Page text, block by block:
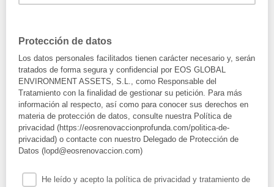
Protección de datos
Los datos personales facilitados tienen carácter necesario y, serán
tratados de forma segura y confidencial por EOS GLOBAL
ENVIRONMENT ASSETS, S.L., como Responsable del
Tratamiento con la finalidad de gestionar su petición. Para más
información al respecto, así como para conocer sus derechos en
materia de protección de datos, consulte nuestra Política de
privacidad (https://eosrenovaccionprofunda.com/politica-de-
privacidad) o contacte con nuestro Delegado de Protección de
Datos (lopd@eosrenovaccion.com)
He leído y acepto la política de privacidad y tratamiento de